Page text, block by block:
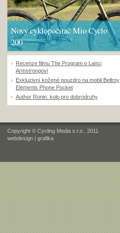
Nový cyklopočítač Mio Cyclo
200
Recenze filmu The Program o Lanci
Armstrongovi
Exkluzivní kožené pouzdro na mobil Bellroy
Elements Phone Pocket
Author Ronin: kolo pro dobrodruhy
Copyright © Cycling Media s.r.o., 2011
webdesign | grafika